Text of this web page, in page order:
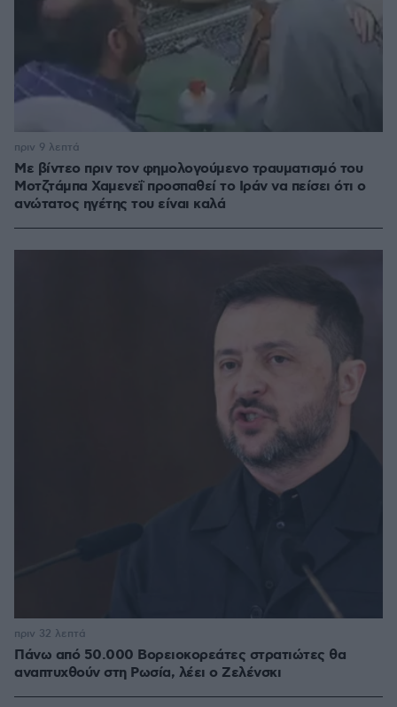
Με βίντεο πριν τον φημολογούμενο τραυματισμό του
Μοτζτάμπα Χαμενεΐ προσπαθεί το Ιράν να πείσει ότι ο
ανώτατος ηγέτης του είναι καλά
πριν 9 λεπτά
Πάνω από 50.000 Βορειοκορεάτες στρατιώτες θα
αναπτυχθούν στη Ρωσία, λέει ο Ζελένσκι
πριν 32 λεπτά